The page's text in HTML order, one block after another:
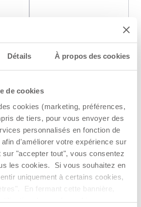
Détails À propos des cookies
de cookies
cookies (marketing, préférences,
de tiers, pour vous envoyer des
personnalisés en fonction de
d'améliorer votre expérience sur
"accepter tout", vous consentez
les cookies. Si vous souhaitez en
uniquement à certains cookies,
En fermant cette bannière,
des seuls cookies
10,99 €
AJOUTER